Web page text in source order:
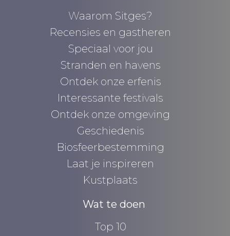
Waarom Sitges?
Recensies en gastheren
Speciaal voor jou
Stranden en havens
Ontdek onze erfenis
Interessante festivals
Ontdek onze omgeving
Geschiedenis
Biosfeerbestemming
Laat je inspireren
Kustplaats
Wat te doen
Top 10